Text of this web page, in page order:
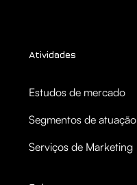
Atividades
Estudos de mercado
Segmentos de atuação
Serviços de Marketing